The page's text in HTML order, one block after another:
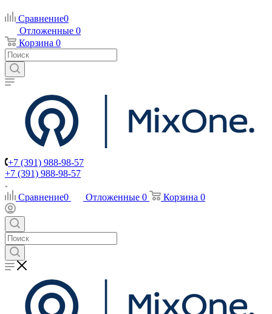
Сравнение0
Отложенные 0
Корзина 0
+7 (391) 988-98-57
+7 (391) 988-98-57
Сравнение0 Отложенные 0 Корзина 0